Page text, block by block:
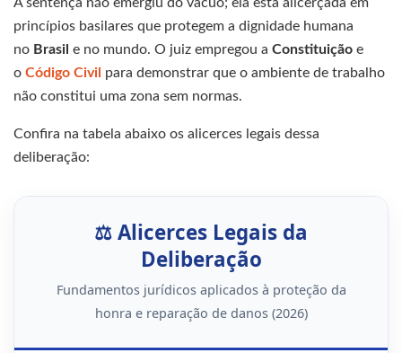
princípios basilares que protegem a dignidade humana
no Brasil e no mundo. O juiz empregou a Constituição e
o Código Civil para demonstrar que o ambiente de trabalho
não constitui uma zona sem normas.
Confira na tabela abaixo os alicerces legais dessa
deliberação:
⚖️ Alicerces Legais da
Deliberação
Fundamentos jurídicos aplicados à proteção da
honra e reparação de danos (2026)